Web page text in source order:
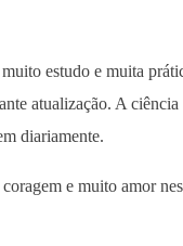
estudo e muita
atualização. A
diariamente.
e muito amor